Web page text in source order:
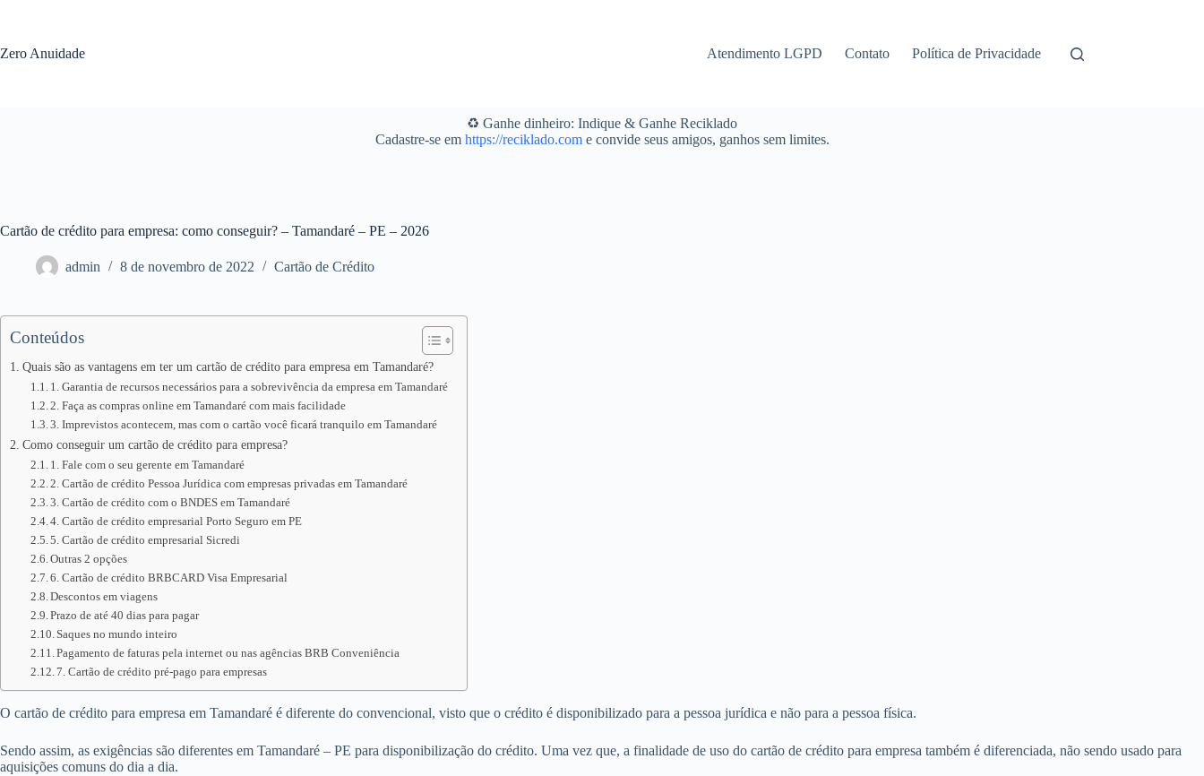
conteúdo
Zero Anuidade Atendimento LGPD Contato Política de Privacidade
♻️ Ganhe dinheiro: Indique & Ganhe Reciklado
Cadastre-se em https://reciklado.come convide seus amigos, ganhos sem limites.
Cartão de crédito para empresa: como conseguir? – Tamandaré – PE – 2026
admin 8 de novembro de 2022 Cartão de Crédito
Conteúdos
Quais são as vantagens em ter um cartão de crédito para empresa em Tamandaré?
1. Garantia de recursos necessários para a sobrevivência da empresa em Tamandaré
2. Faça as compras online em Tamandaré com mais facilidade
3. Imprevistos acontecem, mas com o cartão você ficará tranquilo em Tamandaré
Como conseguir um cartão de crédito para empresa?
1. Fale com o seu gerente em Tamandaré
2. Cartão de crédito Pessoa Jurídica com empresas privadas em Tamandaré
3. Cartão de crédito com o BNDES em Tamandaré
4. Cartão de crédito empresarial Porto Seguro em PE
5. Cartão de crédito empresarial Sicredi
Outras 2 opções
6. Cartão de crédito BRBCARD Visa Empresarial
Descontos em viagens
Prazo de até 40 dias para pagar
Saques no mundo inteiro
Pagamento de faturas pela internet ou nas agências BRB Conveniência
7. Cartão de crédito pré-pago para empresas
O cartão de crédito para empresa em Tamandaré é diferente do convencional, visto que o crédito é disponibilizado para a pessoa jurídica e não para a pessoa física.
Sendo assim, as exigências são diferentes em Tamandaré – PE para disponibilização do crédito. Uma vez que, a finalidade de uso do cartão de crédito para empresa também é diferenciada, não sendo usado para
aquisições comuns do dia a dia.